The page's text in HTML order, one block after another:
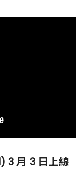
3 月 3 日上線